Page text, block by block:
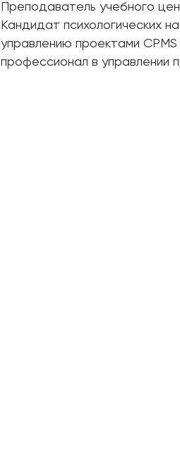
Преподаватель учебного
Кандидат психологических
управлению проектами
профессионал в управлении